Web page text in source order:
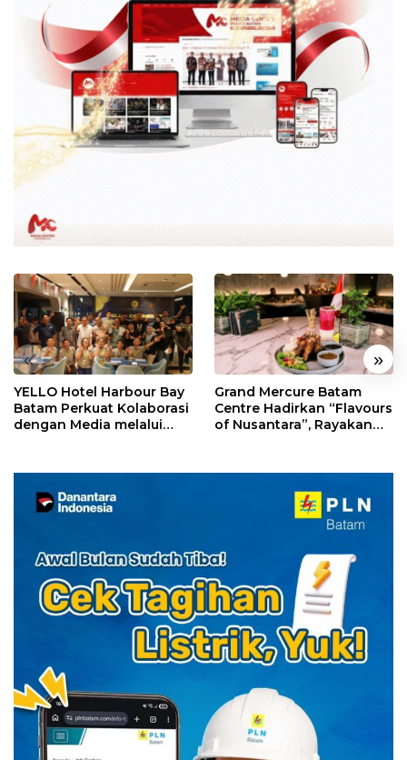
« »
YELLO Hotel Harbour Bay
Batam Perkuat Kolaborasi
dengan Media melalui
Grand Mercure Batam
Centre Hadirkan “Flavours
of Nusantara”, Rayakan